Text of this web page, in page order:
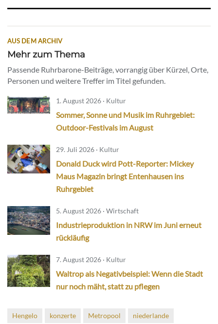
AUS DEM ARCHIV
Mehr zum Thema
Passende Ruhrbarone-Beiträge, vorrangig über Kürzel, Orte,
Personen und weitere Treffer im Titel gefunden.
1. August 2026 · Kultur
Sommer, Sonne und Musik im Ruhrgebiet:
Outdoor-Festivals im August
29. Juli 2026 · Kultur
Donald Duck wird Pott-Reporter: Mickey
Maus Magazin bringt Entenhausen ins
Ruhrgebiet
5. August 2026 · Wirtschaft
Industrieproduktion in NRW im Juni erneut
rückläufig
7. August 2026 · Kultur
Waltrop als Negativbeispiel: Wenn die Stadt
nur noch mäht, statt zu pflegen
Hengelo konzerte Metropool niederlande